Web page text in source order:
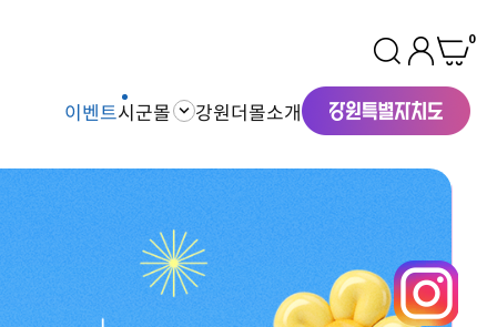
0
이벤트시군몰 강원더몰소개